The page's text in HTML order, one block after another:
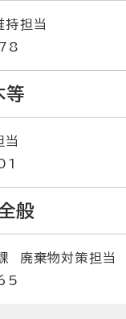
担当
等
当
般
廃棄物対策担当